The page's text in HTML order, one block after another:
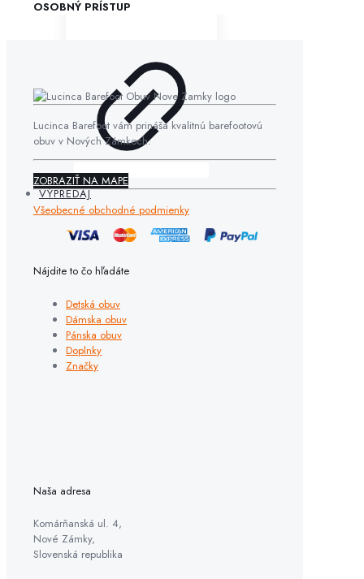
VÝPREDAJ
OSOBNÝ PRÍSTUP
Lucinca Barefoot vám prináša kvalitnú barefootovú
obuv v Nových Zámkoch.
ZOBRAZIŤ NA MAPE
Všeobecné obchodné podmienky
Nájdite to čo hľadáte
Detská obuv
Dámska obuv
Pánska obuv
Doplnky
Značky
Naša adresa
Komárňanská ul. 4,
Nové Zámky,
Slovenská republika